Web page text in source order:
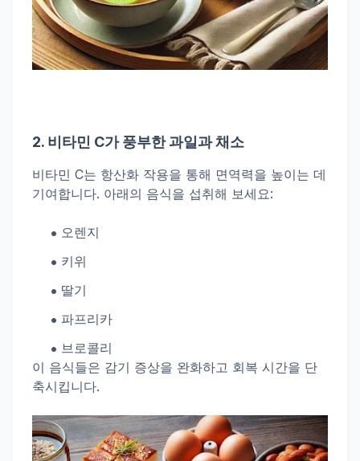
2. 비타민 C가 풍부한 과일과 채소
비타민 C는 항산화 작용을 통해 면역력을 높이는 데
기여합니다. 아래의 음식을 섭취해 보세요:
오렌지
키위
딸기
파프리카
브로콜리
이 음식들은 감기 증상을 완화하고 회복 시간을 단
축시킵니다.